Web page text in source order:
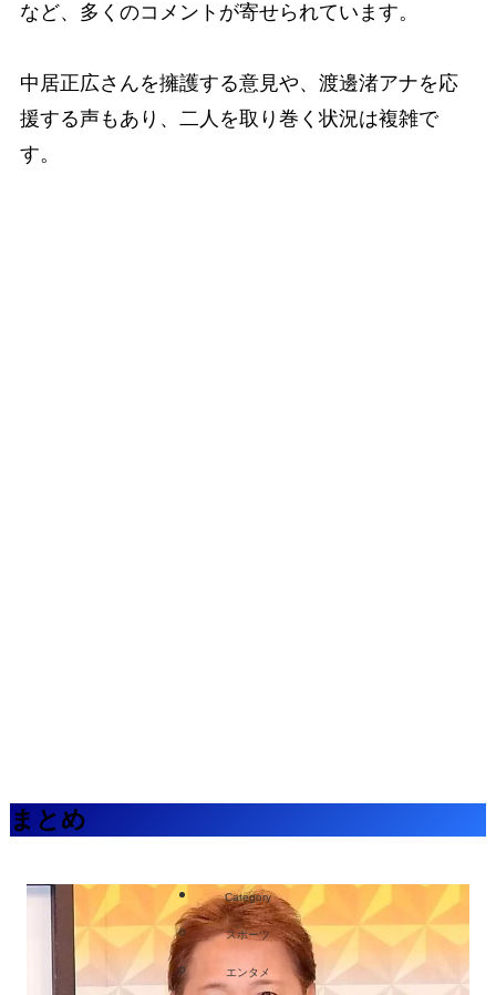
など、多くのコメントが寄せられています。
中居正広さんを擁護する意見や、渡邊渚アナを応
援する声もあり、二人を取り巻く状況は複雑で
す。
まとめ
Category
スポーツ
エンタメ